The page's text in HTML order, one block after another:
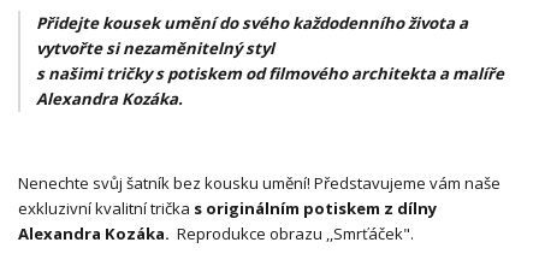
Přidejte kousek umění do svého každodenního života a
vytvořte si nezaměnitelný styl
s našimi tričky s potiskem od filmového architekta a malíře
Alexandra Kozáka.
Nenechte svůj šatník bez kousku umění! Představujeme vám naše
exkluzivní kvalitní trička s originálním potiskem z dílny
Alexandra Kozáka. Reprodukce obrazu ,,Smrťáček".